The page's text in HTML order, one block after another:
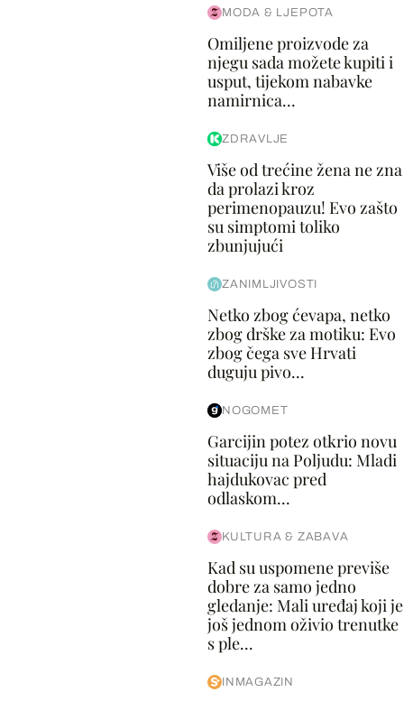
MODA & LJEPOTA
Omiljene proizvode za
njegu sada možete kupiti i
usput, tijekom nabavke
namirnica...
ZDRAVLJE
Više od trećine žena ne zna
da prolazi kroz
perimenopauzu! Evo zašto
su simptomi toliko
zbunjujući
ZANIMLJIVOSTI
Netko zbog ćevapa, netko
zbog drške za motiku: Evo
zbog čega sve Hrvati
duguju pivo...
NOGOMET
Garcijin potez otkrio novu
situaciju na Poljudu: Mladi
hajdukovac pred
odlaskom...
KULTURA & ZABAVA
Kad su uspomene previše
dobre za samo jedno
gledanje: Mali uređaj koji je
još jednom oživio trenutke
s ple...
INMAGAZIN